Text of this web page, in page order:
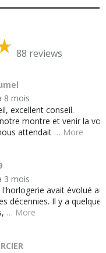
88 reviews
8 mois
excellent conseil.
montre et venir la
attendait … More
3 mois
avait évolué au
décennies. Il y a quelques
… More